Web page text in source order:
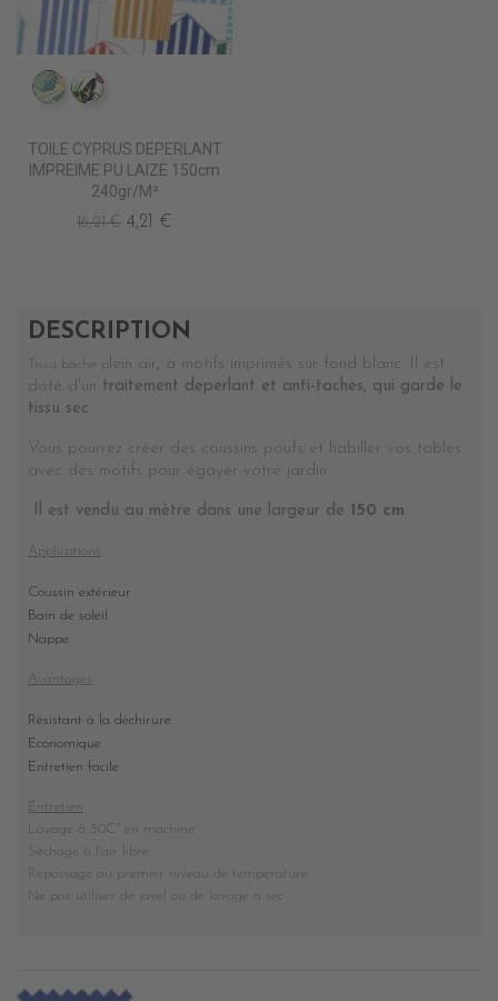
IM0805 FAUVE
TOILE CYPRUS DEPERLANT
IMPREIME PU LAIZE 150cm
240gr/m²
16,21 € 4,21 €
DESCRIPTION
Tissu bâche p lein air , à motifs imprimés sur fond blanc.
Il est
doté d'un traitement deperlant et anti-taches, qui garde le
tissu sec
Vous pourrez créer des coussins poufs et habiller vos tables
avec des motifs pour égayer votre jardin
Il est vendu au mètre dans une largeur de 150 cm
Applications
Coussin extérieur
Bain de soleil
Nappe
Avantages
Résistant à la déchirure
Economique
Entretien facile
Entretien
Lavage à 30C° en machine
Séchage à l'air libre
Repassage au premier niveau de température
Ne pas utiliser de javel ou de lavage a sec